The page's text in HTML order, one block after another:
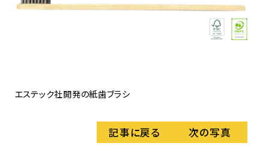
エステック社開発の紙歯ブラシ
記事に戻る 次の写真